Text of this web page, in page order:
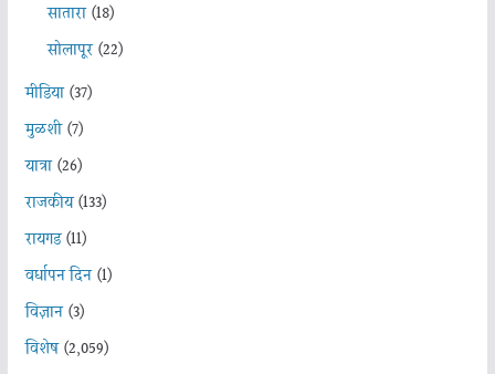
सातारा(18)
सोलापूर(22)
मीडिया(37)
मुळशी(7)
यात्रा(26)
राजकीय(133)
रायगड(11)
वर्धापन दिन(1)
विज्ञान(3)
विशेष(2,059)